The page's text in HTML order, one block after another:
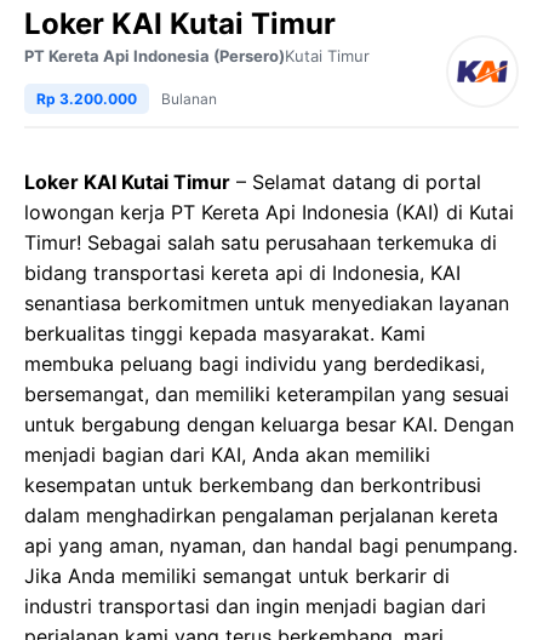
Loker KAI Kutai Timur
PT Kereta Api Indonesia (Persero)Kutai Timur
Rp 3.200.000 Bulanan
Loker KAI Kutai Timur – Selamat datang di portal
lowongan kerja PT Kereta Api Indonesia (KAI) di Kutai
Timur! Sebagai salah satu perusahaan terkemuka di
bidang transportasi kereta api di Indonesia, KAI
senantiasa berkomitmen untuk menyediakan layanan
berkualitas tinggi kepada masyarakat. Kami
membuka peluang bagi individu yang berdedikasi,
bersemangat, dan memiliki keterampilan yang sesuai
untuk bergabung dengan keluarga besar KAI. Dengan
menjadi bagian dari KAI, Anda akan memiliki
kesempatan untuk berkembang dan berkontribusi
dalam menghadirkan pengalaman perjalanan kereta
api yang aman, nyaman, dan handal bagi penumpang.
Jika Anda memiliki semangat untuk berkarir di
industri transportasi dan ingin menjadi bagian dari